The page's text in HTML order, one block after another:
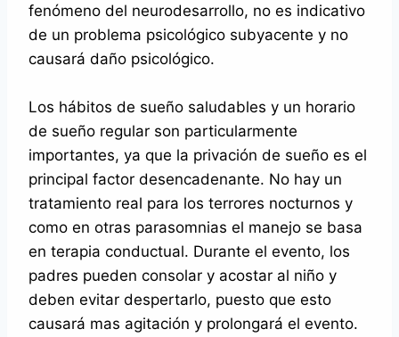
fenómeno del neurodesarrollo, no es indicativo
de un problema psicológico subyacente y no
causará daño psicológico.
Los hábitos de sueño saludables y un horario
de sueño regular son particularmente
importantes, ya que la privación de sueño es el
principal factor desencadenante. No hay un
tratamiento real para los terrores nocturnos y
como en otras parasomnias el manejo se basa
en terapia conductual. Durante el evento, los
padres pueden consolar y acostar al niño y
deben evitar despertarlo, puesto que esto
causará mas agitación y prolongará el evento.